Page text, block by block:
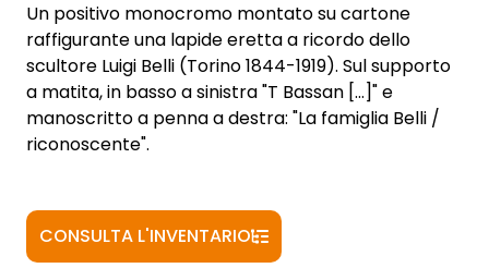
Un positivo monocromo montato su cartone
raffigurante una lapide eretta a ricordo dello
scultore Luigi Belli (Torino 1844-1919). Sul supporto
a matita, in basso a sinistra "T Bassan [...]" e
manoscritto a penna a destra: "La famiglia Belli /
riconoscente".
CONSULTA L'INVENTARIO